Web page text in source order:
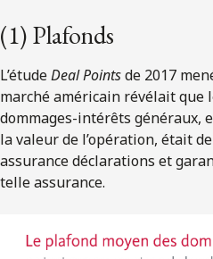
(1) Plafonds
L’étudeDeal Pointsde 2017
marché américain révélait que
dommages-intérêts généraux,
la valeur de l’opération, était de
assurance déclarations et
telle assurance.